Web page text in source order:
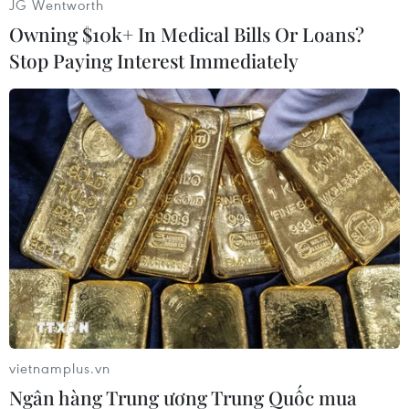
hạn hán nghiêm trọng kéo dài trongbốn tháng
đầu năm nay ở khu vực dọc sông Dương Tử
(Yangtze), miền Nam nước này,đã làm ít nhất 34
triệu người thiếu nước sinh hoạt và gây thiệt hại
nặng nề đếngia súc và cây trồng.
Theo bộ trên, lượng mưa từ tháng Một đến
tháng Tư năm nay ở lưu vực sông DươngTử, con
sông dài và có giá trị kinh tế lớn nhất của Trung
Quốc, thấp hơn tới 60%so với lượng mưa trung
bình của vùng này trong vòng 50 năm qua.
Tính đến nay, đợt hạn hán đã gây thiệt hại cho
nền kinh tế nước này khoảng 2,29tỷ USD.
JG Wentworth
Owning $10k+ In Medical Bills Or Loans?
Stop Paying Interest Immediately
vietnamplus.vn
Ngân hàng Trung ương Trung Quốc mua